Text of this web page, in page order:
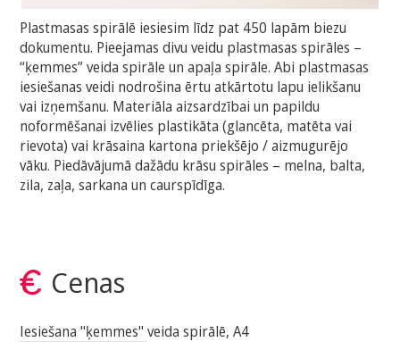
Plastmasas spirālē iesiesim līdz pat 450 lapām biezu
dokumentu. Pieejamas divu veidu plastmasas spirāles –
“ķemmes” veida spirāle un apaļa spirāle. Abi plastmasas
iesiešanas veidi nodrošina ērtu atkārtotu lapu ielikšanu
vai izņemšanu. Materiāla aizsardzībai un papildu
noformēšanai izvēlies plastikāta (glancēta, matēta vai
rievota) vai krāsaina kartona priekšējo / aizmugurējo
vāku. Piedāvājumā dažādu krāsu spirāles – melna, balta,
zila, zaļa, sarkana un caurspīdīga.
Cenas
Iesiešana "ķemmes" veida spirālē, A4